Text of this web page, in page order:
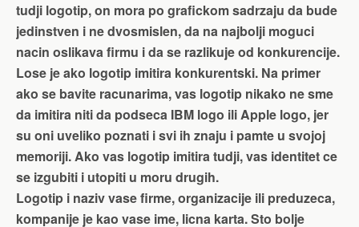
tudji logotip, on mora po grafickom sadrzaju da bude
jedinstven i ne dvosmislen, da na najbolji moguci
nacin oslikava firmu i da se razlikuje od konkurencije.
Lose je ako logotip imitira konkurentski. Na primer
ako se bavite racunarima, vas logotip nikako ne sme
da imitira niti da podseca IBM logo ili Apple logo, jer
su oni uveliko poznati i svi ih znaju i pamte u svojoj
memoriji. Ako vas logotip imitira tudji, vas identitet ce
se izgubiti i utopiti u moru drugih.
Logotip i naziv vase firme, organizacije ili preduzeca,
kompanije je kao vase ime, licna karta. Sto bolje